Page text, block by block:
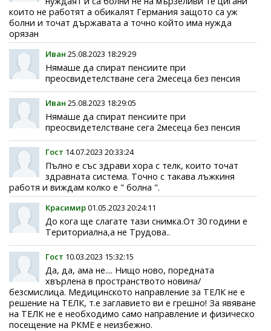
които не работят а обикалят Германия защото са уж
болни и точат държавата а точно който има нужда
орязан
Иван 25.08.2023 18:29:29
Нямаше да спират пенсиите при
преосвидетелстване сега 2месеца без пенсия
Иван 25.08.2023 18:29:05
Нямаше да спират пенсиите при
преосвидетелстване сега 2месеца без пенсия
Гост 14.07.2023 20:33:24
Пълно е със здрави хора с телк, които точат
здравната система. Точно с такава лъжкиня
работя и виждам колко е " болна ".
Красимир01.05.2023 20:24:11
До кога ще слагате тази снимка.От 30 години е
Териториална,а не Трудова..
Гост 10.03.2023 15:32:15
Да, да, ама не.... Нищо ново, поредната
хвърлена в пространството новина/
безсмислица. Медицинското направление за ТЕЛК не е
решение на ТЕЛК, т.е заглавието ви е грешно! За явяване
на ТЕЛК не е необходимо само направление и физическо
посещение на РКМЕ е неизбежно.